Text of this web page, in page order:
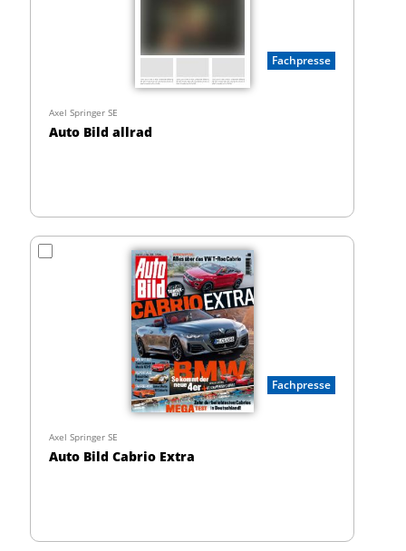
Fachpresse
Axel Springer SE
Auto Bild allrad
Fachpresse
Axel Springer SE
Auto Bild Cabrio Extra